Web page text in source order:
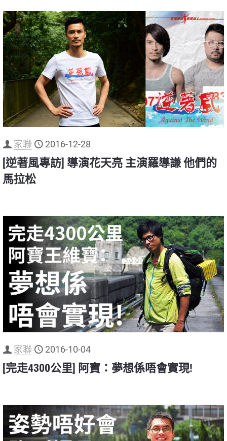
家聯 2016-12-28
[逆著風專訪] 導演花天亮 主演羅導謙 他們的
馬拉松
家聯 2016-10-04
[完走4300公里] 阿寶：夢想係唔會實現!